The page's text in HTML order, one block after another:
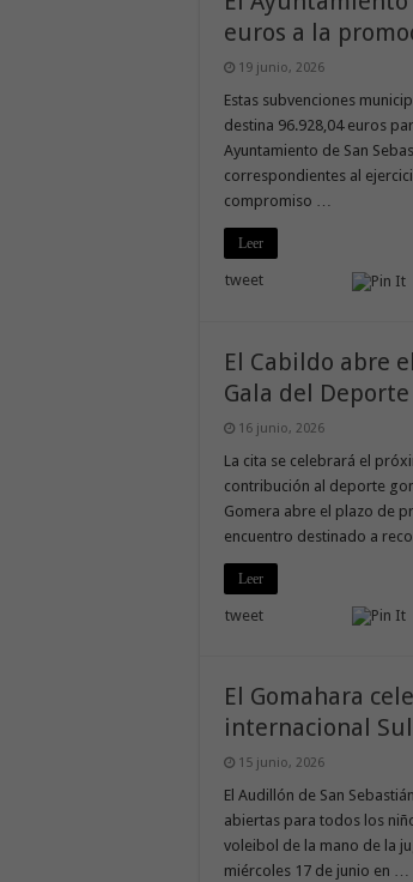
euros a la
19 junio, 2026
Estas subvenciones
destina 96.928,04 euros
Ayuntamiento de San
correspondientes al
compromiso …
Leer
tweet
El Cabildo abre
Gala del
16 junio, 2026
La cita se celebrará el
contribución al deporte
Gomera abre el plazo de
encuentro destinado a
Leer
tweet
El Gomahara
internacional
15 junio, 2026
El Audillón de San
abiertas para todos los
voleibol de la mano de la
miércoles 17 de junio en …